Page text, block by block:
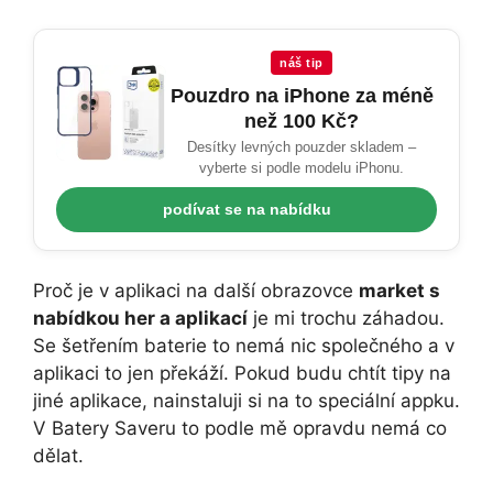
náš tip
Pouzdro na iPhone za méně
než 100 Kč?
Desítky levných pouzder skladem –
vyberte si podle modelu iPhonu.
podívat se na nabídku
Proč je v aplikaci na další obrazovce market s
nabídkou her a aplikací je mi trochu záhadou.
Se šetřením baterie to nemá nic společného a v
aplikaci to jen překáží. Pokud budu chtít tipy na
jiné aplikace, nainstaluji si na to speciální appku.
V Batery Saveru to podle mě opravdu nemá co
dělat.